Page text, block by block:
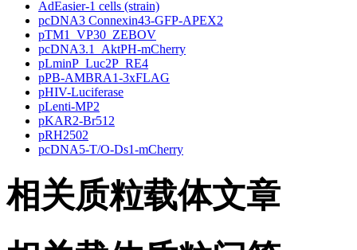
AdEasier-1 cells (strain)
pcDNA3 Connexin43-GFP-APEX2
pTM1_VP30_ZEBOV
pcDNA3.1_AktPH-mCherry
pLminP_Luc2P_RE4
pPB-AMBRA1-3xFLAG
pHIV-Luciferase
pLenti-MP2
pKAR2-Br512
pRH2502
pcDNA5-T/O-Ds1-mCherry
相关质粒载体文章